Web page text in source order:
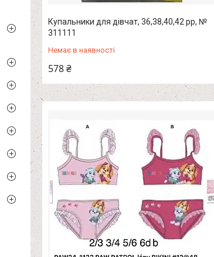
Купальники для дівчат, 36,38,40,42 рр, №
311111
Немає в наявності
578 ₴